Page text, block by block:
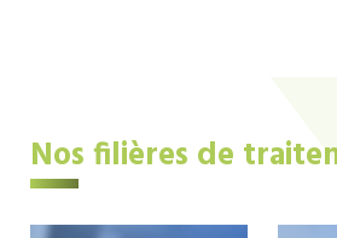
Nos filières de